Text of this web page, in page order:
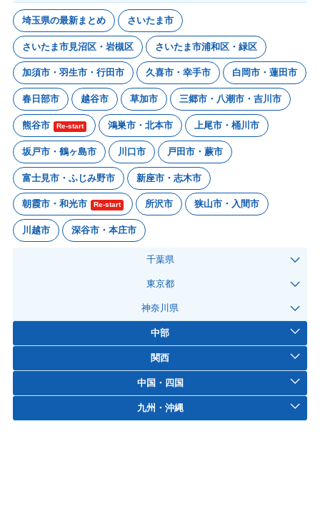
埼玉県の最新まとめ さいたま市
さいたま市見沼区・岩槻区 さいたま市浦和区・緑区
加須市・羽生市・行田市 久喜市・幸手市 白岡市・蓮田市
春日部市 越谷市 草加市 三郷市・八潮市・吉川市
熊谷市 Re-start 鴻巣市・北本市 上尾市・桶川市
坂戸市・鶴ヶ島市 川口市 戸田市・蕨市
富士見市・ふじみ野市 新座市・志木市
朝霞市・和光市 Re-start 所沢市 狭山市・入間市
川越市 深谷市・本庄市
千葉県
東京都
神奈川県
中部
関西
中国・四国
九州・沖縄